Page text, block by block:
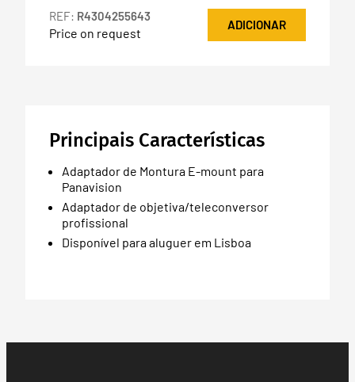
REF: R4304255643
Price on request
ADICIONAR
Principais Características
Adaptador de Montura E-mount para
Panavision
Adaptador de objetiva/teleconversor
profissional
Disponível para aluguer em Lisboa